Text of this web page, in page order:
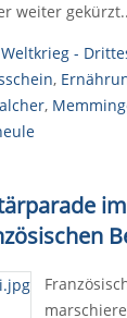
weiter
-
,
,